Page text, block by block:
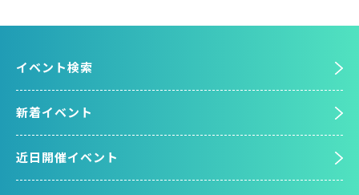
イベント検索
新着イベント
近日開催イベント